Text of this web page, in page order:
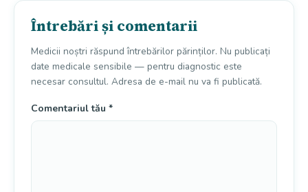
Întrebări și comentarii
Medicii noștri răspund întrebărilor părinților. Nu publicați
date medicale sensibile — pentru diagnostic este
necesar consultul. Adresa de e-mail nu va fi publicată.
Comentariul tău *